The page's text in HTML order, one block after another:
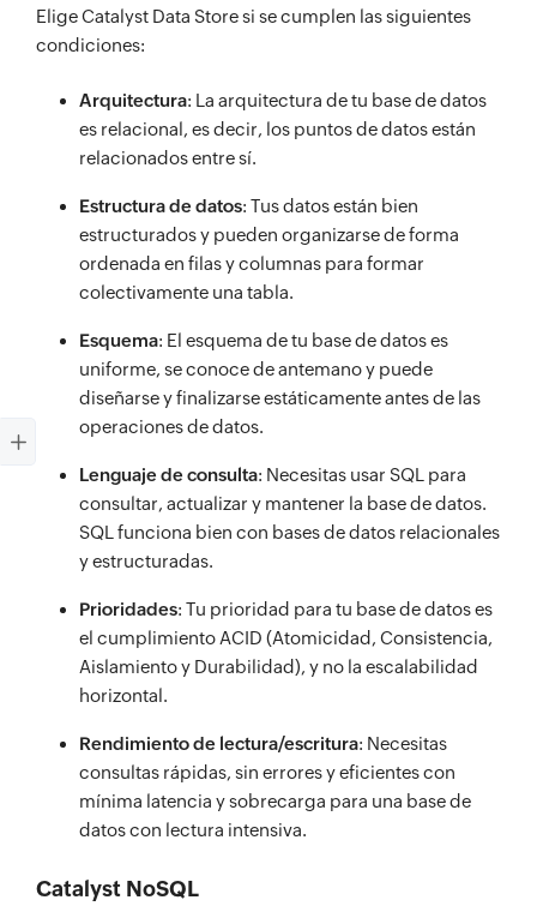
Elige Catalyst Data Store si se cumplen las siguientes
condiciones:
Arquitectura: La arquitectura de tu base de datos
es relacional, es decir, los puntos de datos están
relacionados entre sí.
Estructura de datos: Tus datos están bien
estructurados y pueden organizarse de forma
ordenada en filas y columnas para formar
colectivamente una tabla.
Esquema: El esquema de tu base de datos es
uniforme, se conoce de antemano y puede
diseñarse y finalizarse estáticamente antes de las
operaciones de datos.
Lenguaje de consulta: Necesitas usar SQL para
consultar, actualizar y mantener la base de datos.
SQL funciona bien con bases de datos relacionales
y estructuradas.
Prioridades: Tu prioridad para tu base de datos es
el cumplimiento ACID (Atomicidad, Consistencia,
Aislamiento y Durabilidad), y no la escalabilidad
horizontal.
Rendimiento de lectura/escritura: Necesitas
consultas rápidas, sin errores y eficientes con
mínima latencia y sobrecarga para una base de
datos con lectura intensiva.
Catalyst NoSQL